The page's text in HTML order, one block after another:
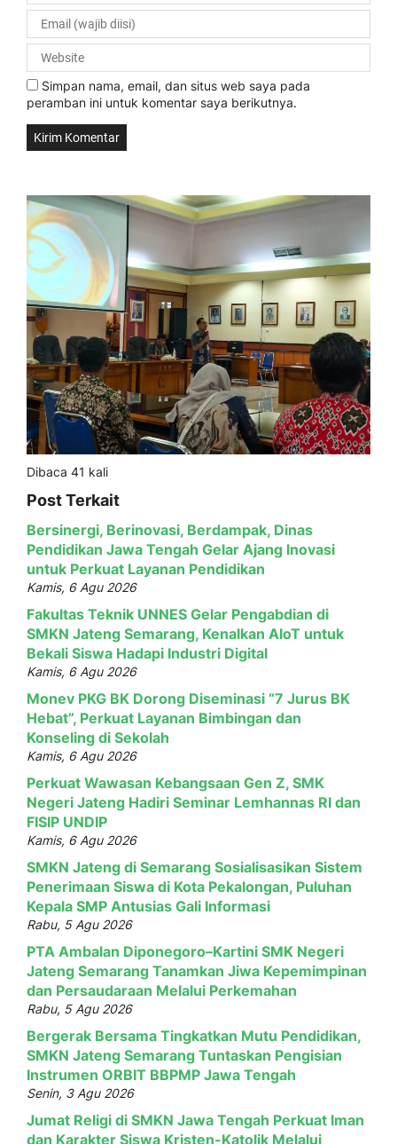
Simpan nama, email, dan situs web saya pada
peramban ini untuk komentar saya berikutnya.
Dibaca 41 kali
Post Terkait
Bersinergi, Berinovasi, Berdampak, Dinas
Pendidikan Jawa Tengah Gelar Ajang Inovasi
untuk Perkuat Layanan Pendidikan
Kamis, 6 Agu 2026
Fakultas Teknik UNNES Gelar Pengabdian di
SMKN Jateng Semarang, Kenalkan AIoT untuk
Bekali Siswa Hadapi Industri Digital
Kamis, 6 Agu 2026
Monev PKG BK Dorong Diseminasi “7 Jurus BK
Hebat”, Perkuat Layanan Bimbingan dan
Konseling di Sekolah
Kamis, 6 Agu 2026
Perkuat Wawasan Kebangsaan Gen Z, SMK
Negeri Jateng Hadiri Seminar Lemhannas RI dan
FISIP UNDIP
Kamis, 6 Agu 2026
SMKN Jateng di Semarang Sosialisasikan Sistem
Penerimaan Siswa di Kota Pekalongan, Puluhan
Kepala SMP Antusias Gali Informasi
Rabu, 5 Agu 2026
PTA Ambalan Diponegoro–Kartini SMK Negeri
Jateng Semarang Tanamkan Jiwa Kepemimpinan
dan Persaudaraan Melalui Perkemahan
Rabu, 5 Agu 2026
Bergerak Bersama Tingkatkan Mutu Pendidikan,
SMKN Jateng Semarang Tuntaskan Pengisian
Instrumen ORBIT BBPMP Jawa Tengah
Senin, 3 Agu 2026
Jumat Religi di SMKN Jawa Tengah Perkuat Iman
dan Karakter Siswa Kristen-Katolik Melalui